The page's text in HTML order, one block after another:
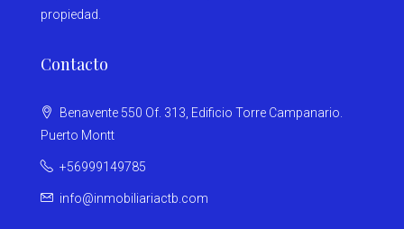
propiedad.
Contacto
Benavente 550 Of. 313, Edificio Torre Campanario.
Puerto Montt
+56999149785
info@inmobiliariactb.com